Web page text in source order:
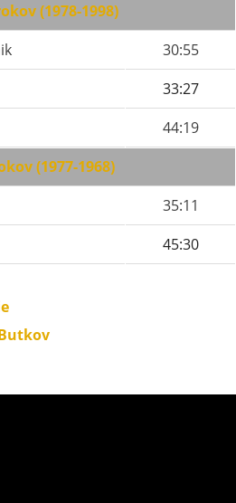
(1978-1998)
30:55
33:27
44:19
(1977-1968)
35:11
45:30